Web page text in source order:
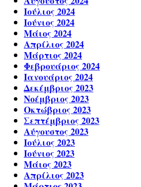
Ιούλιος 2024
Ιούνιος 2024
Μάιος 2024
Απρίλιος 2024
Μάρτιος 2024
Φεβρουάριος 2024
Ιανουάριος 2024
Δεκέμβριος 2023
Νοέμβριος 2023
Οκτώβριος 2023
Σεπτέμβριος 2023
Αύγουστος 2023
Ιούλιος 2023
Ιούνιος 2023
Μάιος 2023
Απρίλιος 2023